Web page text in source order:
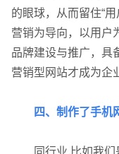
的眼球，从而留住“
营销为导向，以用户
品牌建设与推广，具
营销型网站才成为企
四、制作了手机
同行业,比如我们